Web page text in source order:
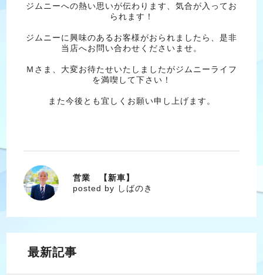
ジムニーへの熱い思いが伝わります、気合が入ってお
られます！
ジムニーに興味のあるお客様がおられましたら、是非
当店へお問い合わせくださいませ。
Ｍさま、大変お待たせいたしましたがジムニーライフ
を満喫して下さい！
また今後とも宜しくお願い申し上げます。
しばのき
営業 【新車】
posted by しばのき
最新記事